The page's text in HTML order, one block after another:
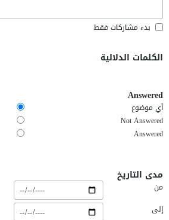
بدء مشاركات فقط
الكلمات الدلالية
Answered
أي موضوع
Not Answered
Answered
مدى التاريخ
من
إلى